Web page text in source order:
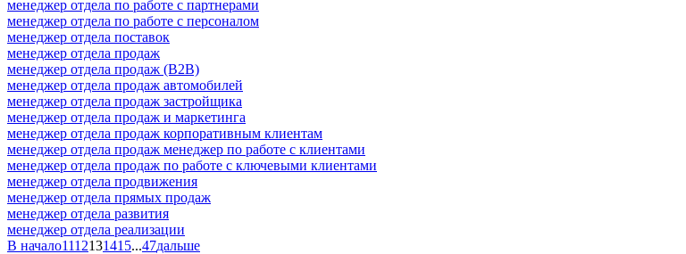
менеджер отдела по работе с партнерами
менеджер отдела по работе с персоналом
менеджер отдела поставок
менеджер отдела продаж
менеджер отдела продаж (B2B)
менеджер отдела продаж автомобилей
менеджер отдела продаж застройщика
менеджер отдела продаж и маркетинга
менеджер отдела продаж корпоративным клиентам
менеджер отдела продаж менеджер по работе с клиентами
менеджер отдела продаж по работе с ключевыми клиентами
менеджер отдела продвижения
менеджер отдела прямых продаж
менеджер отдела развития
менеджер отдела реализации
В начало1112131415...47дальше